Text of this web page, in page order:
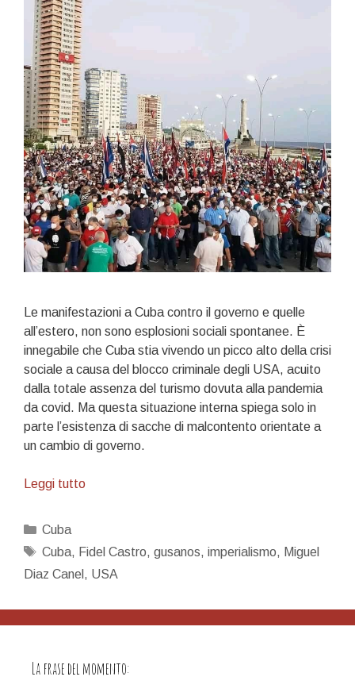
Le manifestazioni a Cuba contro il governo e quelle
all’estero, non sono esplosioni sociali spontanee. È
innegabile che Cuba stia vivendo un picco alto della crisi
sociale a causa del blocco criminale degli USA, acuito
dalla totale assenza del turismo dovuta alla pandemia
da covid. Ma questa situazione interna spiega solo in
parte l’esistenza di sacche di malcontento orientate a
un cambio di governo.
Leggi tuttoGusanos
Categorie
Cuba
Tag
Cuba, Fidel Castro, gusanos, imperialismo, Miguel
Diaz Canel , USA
La frase del momento: